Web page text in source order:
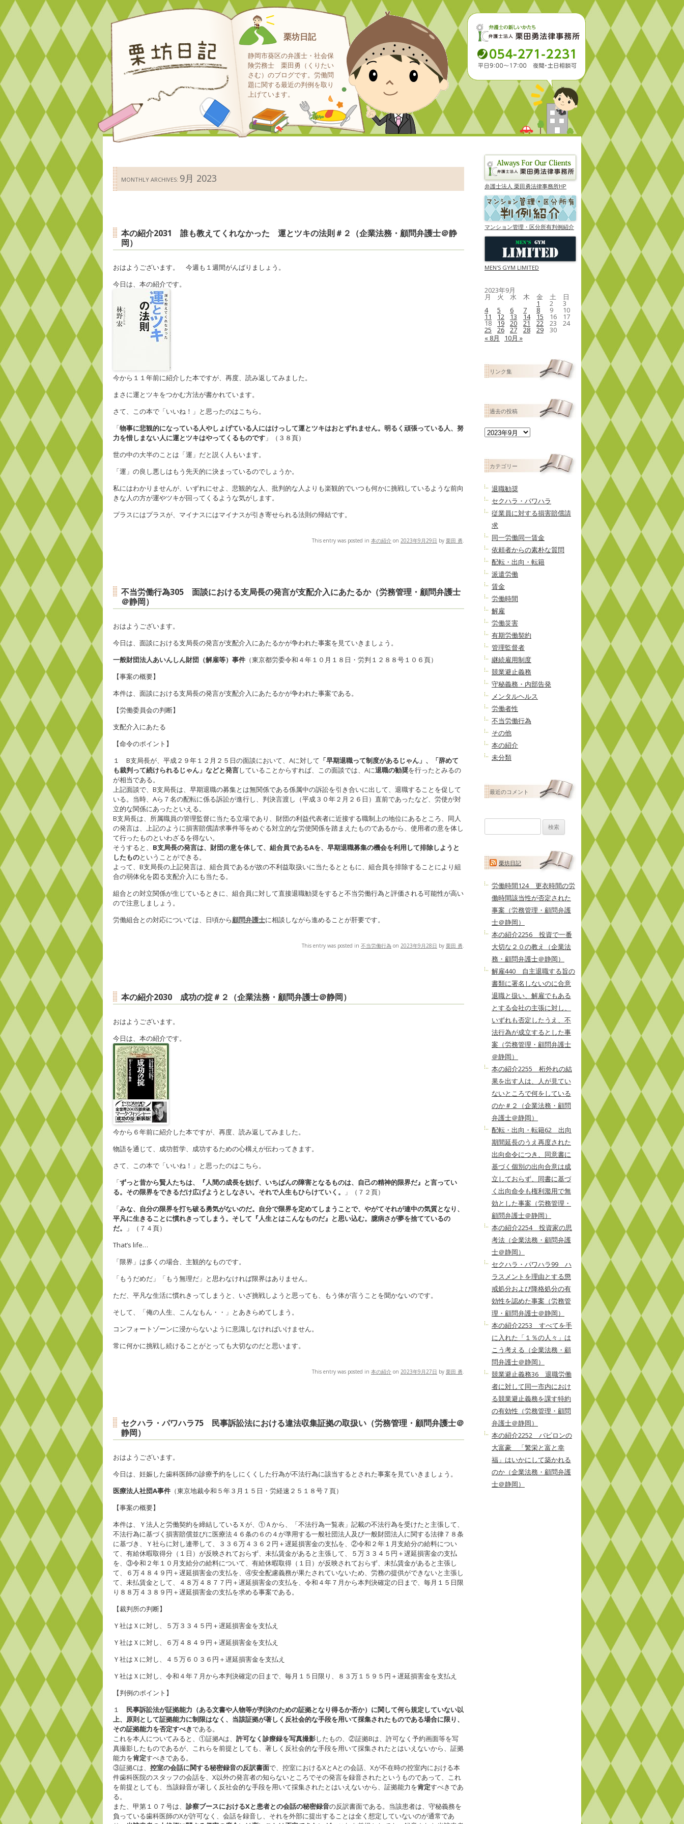
栗坊日記
静岡市葵区の弁護士・社会保
険労務士 栗田勇（くりたい
さむ）のブログです。労働問
題に関する最近の判例を取り
上げています。
MONTHLY ARCHIVES: 9月 2023
本の紹介2031 誰も教えてくれなかった 運とツキの法則＃２（企業法務・顧問弁護士＠静
岡）
おはようございます。 今週も１週間がんばりましょう。
今日は、本の紹介です。
今から１１年前に紹介した本ですが、再度、読み返してみました。
まさに運とツキをつかむ方法が書かれています。
さて、この本で「いいね！」と思ったのはこちら。
「物事に悲観的になっている人やしょげている人にはけっして運とツキはおとずれません。明るく頑張っている人、努
力を惜しまない人に運とツキはやってくるものです 」（３８頁）
世の中の大半のことは「運」だと説く人もいます。
「運」の良し悪しはもう先天的に決まっているのでしょうか。
私にはわかりませんが、いずれにせよ、悲観的な人、批判的な人よりも楽観的でいつも何かに挑戦しているような前向
きな人の方が運やツキが回ってくるような気がします。
プラスにはプラスが、マイナスにはマイナスが引き寄せられる法則の帰結です。
This entry was posted in 本の紹介 on 2023年9月29日 by 栗田 勇.
不当労働行為305 面談における支局長の発言が支配介入にあたるか（労務管理・顧問弁護士
＠静岡）
おはようございます。
今日は、面談における支局長の発言が支配介入にあたるかが争われた事案を見ていきましょう。
一般財団法人あいんしん財団（解雇等）事件 （東京都労委令和４年１０月１８日・労判１２８８号１０６頁）
【事案の概要】
本件は、面談における支局長の発言が支配介入にあたるかが争われた事案である。
【労働委員会の判断】
支配介入にあたる
【命令のポイント】
１ B支局長が、平成２９年１２月２５日の面談において、Aに対して 「早期退職って制度があるじゃん」、「辞めて
も裁判って続けられるじゃん」などと発言していることからすれば、この面談では、Aに退職の勧奨を行ったとみるの
が相当である。
上記面談で、B支局長は、早期退職の募集とは無関係である係属中の訴訟を引き合いに出して、退職することを促して
いる。当時、Aら７名の配転に係る訴訟が進行し、判決言渡し（平成３０年２月２６日）直前であったなど、労使が対
立的な関係にあったといえる。
B支局長は、所属職員の管理監督に当たる立場であり、財団の利益代表者に近接する職制上の地位にあるところ、同人
の発言は、上記のように損害賠償請求事件等をめぐる対立的な労使関係を踏まえたものであるから、使用者の意を体し
て行ったものといわざるを得ない。
そうすると、 B支局長の発言は、財団の意を体して、組合員であるAを、早期退職募集の機会を利用して排除しようと
したものということができる。
よって、B支局長の上記発言は、組合員であるが故の不利益取扱いに当たるとともに、組合員を排除することにより組
合の弱体化を図る支配介入にも当たる。
組合との対立関係が生じているときに、組合員に対して直接退職勧奨をすると不当労働行為と評価される可能性が高い
ので注意しましょう。
労働組合との対応については、日頃から顧問弁護士に相談しながら進めることが肝要です。
This entry was posted in 不当労働行為 on 2023年9月28日 by 栗田 勇.
本の紹介2030 成功の掟＃２（企業法務・顧問弁護士＠静岡）
おはようございます。
今日は、本の紹介です。
今から６年前に紹介した本ですが、再度、読み返してみました。
物語を通じて、成功哲学、成功するための心構えが伝わってきます。
さて、この本で「いいね！」と思ったのはこちら。
「ずっと昔から賢人たちは、『人間の成長を妨げ、いちばんの障害となるものは、自己の精神的限界だ』と言ってい
る。その限界をできるだけ広げようとしなさい。それで人生もひらけていく。
」（７２頁）
「みな、自分の限界を打ち破る勇気がないのだ。自分で限界を定めてしまうことで、やがてそれが連中の気質となり、
平凡に生きることに慣れきってしまう。そして『人生とはこんなものだ』と思い込む。臆病さが夢を捨てているの
だ。
」（７４頁）
That’s life…
「限界」は多くの場合、主観的なものです。
「もうだめだ」「もう無理だ」と思わなければ限界はありません。
ただ、平凡な生活に慣れきってしまうと、いざ挑戦しようと思っても、もう体が言うことを聞かないのです。
そして、「俺の人生、こんなもん・・」とあきらめてしまう。
コンフォートゾーンに浸からないように意識しなければいけません。
常に何かに挑戦し続けることがとっても大切なのだと思います。
This entry was posted in 本の紹介 on 2023年9月27日 by 栗田 勇.
セクハラ・パワハラ75 民事訴訟法における違法収集証拠の取扱い（労務管理・顧問弁護士＠
静岡）
おはようございます。
今日は、妊娠した歯科医師の診療予約をしにくくした行為が不法行為に該当するとされた事案を見ていきましょう。
医療法人社団A事件 （東京地裁令和５年３月１５日・労経速２５１８号７頁）
【事案の概要】
本件は、Ｙ法人と労働契約を締結しているＸが、①Ａから、「不法行為一覧表」記載の不法行為を受けたと主張して、
不法行為に基づく損害賠償並びに医療法４６条の６の４が準用する一般社団法人及び一般財団法人に関する法律７８条
に基づき、Ｙ社らに対し連帯して、３３６万４３６２円＋遅延損害金の支払を、②令和２年１月支給分の給料につい
て、有給休暇取得分（１日）が反映されておらず、未払賃金があると主張して、５万３３４５円＋遅延損害金の支払
を、③令和２年１０月支給分の給料について、有給休暇取得（１日）が反映されておらず、未払賃金があると主張し
て、６万４８４９円＋遅延損害金の支払を、④安全配慮義務が果たされていないため、労務の提供ができないと主張し
て、未払賃金として、４８万４８７７円＋遅延損害金の支払を、令和４年７月から本判決確定の日まで、毎月１５日限
り８８万４３８９円＋遅延損害金の支払を求める事案である。
【裁判所の判断】
Ｙ社はＸに対し、５万３３４５円＋遅延損害金を支払え
Ｙ社はＸに対し、６万４８４９円＋遅延損害金を支払え
Ｙ社はＸに対し、４５万６０３６円＋遅延損害金を支払え
Ｙ社はＸに対し、令和４年７月から本判決確定の日まで、毎月１５日限り、８３万１５９５円＋遅延損害金を支払え
【判例のポイント】
１ 民事訴訟法が証拠能力（ある文書や人物等が判決のための証拠となり得るか否か）に関して何ら規定していない以
上、原則として証拠能力に制限はなく、当該証拠が著しく反社会的な手段を用いて採集されたものである場合に限り、
その証拠能力を否定すべきである。
これを本人についてみると、①証拠Aは、 許可なく診療録を写真撮影したもの、②証拠Bは、許可なく予約画面等を写
真撮影したものであるが、これらを前提としても、著しく反社会的な手段を用いて採集されたとはいえないから、証拠
能力を肯定すべきである。
③証拠Cは、 控室の会話に関する秘密録音の反訳書面で、控室におけるXとAとの会話、Xが不在時の控室内における本
件歯科医院のスタッフの会話を、X以外の発言者の知らないところでその発言を録音されたというものであって、これ
を前提としても、当該録音が著しく反社会的な手段を用いて採集されたとはいえないから、証拠能力を肯定すべきであ
る。
また、甲第１０７号は、 診察ブースにおけるXと患者との会話の秘密録音の反訳書面である。当該患者は、守秘義務を
負っている歯科医師のXが許可なく、会話を録音し、それを外部に提出することは全く想定していないのが通常であ
弁護士法人 栗田勇法律事務所HP
マンション管理・区分所有判例紹介
MEN'S GYM LIMITED
2023年9月
月 火 水 木 金 土 日
1 2 3
4 5 6 7 8 9 10
11 12 13 14 15 16 17
18 19 20 21 22 23 24
25 26 27 28 29
30
« 8月
10月 »
リンク集
過去の投稿
過
投
稿カテゴリー
退職勧奨
セクハラ・パワハラ
従業員に対する損害賠償請
求
同一労働同一賃金
依頼者からの素朴な質問
配転・出向・転籍
派遣労働
賃金
労働時間
解雇
労働災害
有期労働契約
管理監督者
継続雇用制度
競業避止義務
守秘義務・内部告発
メンタルヘルス
労働者性
不当労働行為
その他
本の紹介
未分類
最近のコメント
検
栗坊日記
労働時間124 更衣時間の労
働時間該当性が否定された
事案（労務管理・顧問弁護
士＠静岡）
本の紹介2256 投資で一番
大切な２０の教え（企業法
務・顧問弁護士＠静岡）
解雇440 自主退職する旨の
書類に署名しないのに合意
退職と扱い、解雇でもある
とする会社の主張に対し、
いずれも否定したうえ、不
法行為が成立するとした事
案（労務管理・顧問弁護士
＠静岡）
本の紹介2255 桁外れの結
果を出す人は、人が見てい
ないところで何をしている
のか＃２（企業法務・顧問
弁護士＠静岡）
配転・出向・転籍62 出向
期間延長のうえ再度された
出向命令につき、同意書に
基づく個別の出向合意は成
立しておらず、同書に基づ
く出向命令も権利濫用で無
効とした事案（労務管理・
顧問弁護士＠静岡）
本の紹介2254 投資家の思
考法（企業法務・顧問弁護
士＠静岡）
セクハラ・パワハラ99 ハ
ラスメントを理由とする懲
戒処分および降格処分の有
効性を認めた事案（労務管
理・顧問弁護士＠静岡）
本の紹介2253 すべてを手
に入れた「１％の人々」は
こう考える（企業法務・顧
問弁護士＠静岡）
競業避止義務36 退職労働
者に対して同一市内におけ
る競業避止義務を課す特約
の有効性（労務管理・顧問
弁護士＠静岡）
本の紹介2252 バビロンの
大富豪 「繁栄と富と幸
福」はいかにして築かれる
のか（企業法務・顧問弁護
士＠静岡）